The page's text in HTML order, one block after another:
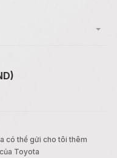
có thể gửi cho tôi thêm
Toyota